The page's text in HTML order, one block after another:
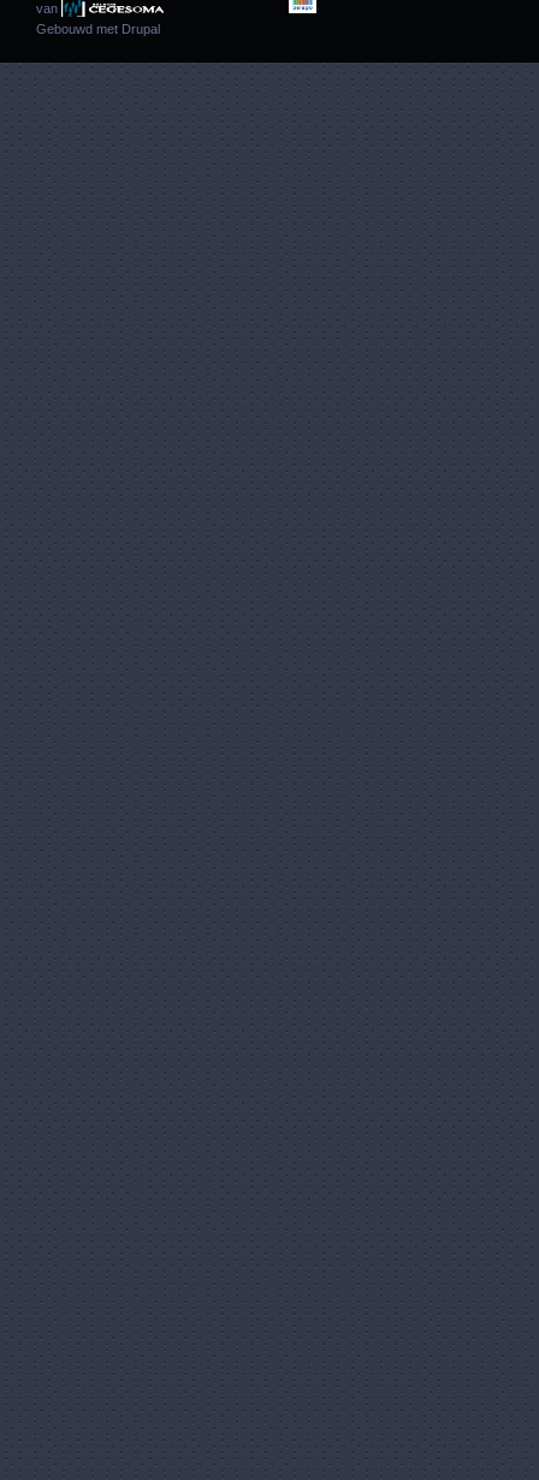
van
Gebouwd met Drupal